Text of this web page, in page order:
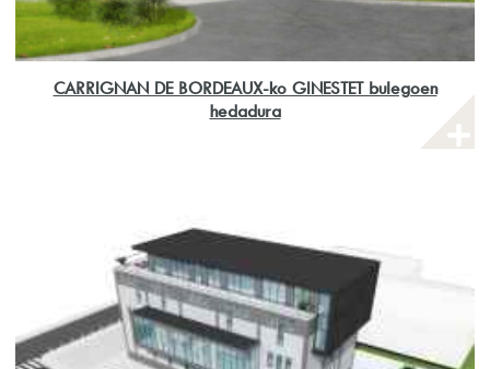
CARRIGNAN DE BORDEAUX-ko GINESTET bulegoen
hedadura